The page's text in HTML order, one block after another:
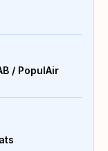
/ PopulAir